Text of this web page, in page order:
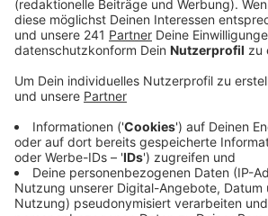
Watt und jedes Grad zählen,“ heißt
Stadt.
Anzeige
Keine Fassadenbeleuchtung gibt es
Ostermann-Arena und am